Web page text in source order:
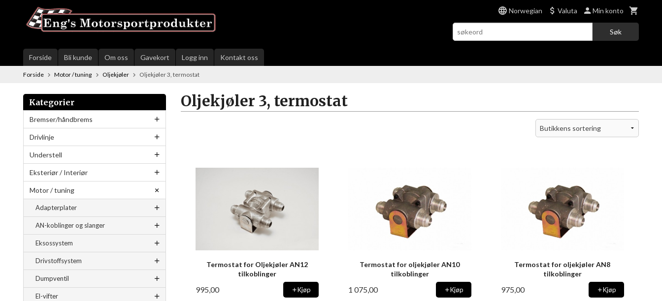
innholdet
Norwegian Valuta Min konto
Søk
Forside Bli kunde Om oss Gavekort Logg inn Kontakt oss
Forside Motor / tuning Oljekjøler Oljekjøler 3, termostat
Kategorier
Bremser/håndbrems
Drivlinje
Understell
Eksteriør / Interiør
Motor / tuning
Adapterplater
AN-koblinger og slanger
Eksossystem
Drivstoffsystem
Dumpventil
El-vifter
Oljekjøler 3, termostat
Termostat for Oljekjøler AN12
tilkoblinger
995,00 Kjøp
Termostat for oljekjøler AN10
tilkoblinger
1 075,00 Kjøp
Termostat for oljekjøler AN8
tilkoblinger
975,00 Kjøp